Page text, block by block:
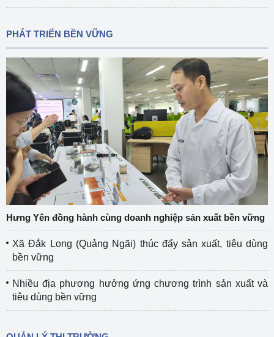
PHÁT TRIỂN BỀN VỮNG
Hưng Yên đồng hành cùng doanh nghiệp sản xuất bền vững
Xã Đắk Long (Quảng Ngãi) thúc đẩy sản xuất, tiêu dùng
bền vững
Nhiều địa phương hưởng ứng chương trình sản xuất và
tiêu dùng bền vững